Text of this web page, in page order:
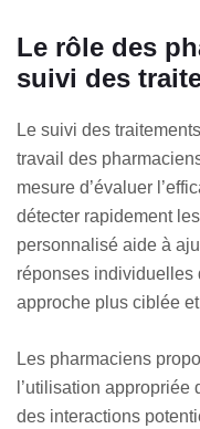
Le rôle des
suivi des
Le suivi des
travail des
mesure d’évaluer
détecter rapidement
personnalisé aide à
réponses individuelles
approche plus ciblée
Les pharmaciens
l’utilisation
des interactions